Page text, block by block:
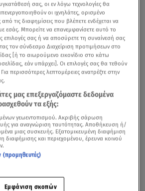
σας, οι εν λόγω τεχνολογίες θα
οι ιχνηλάτες, ορισμένο
τις διαφημίσεις που βλέπετε ενδέχεται να
εσάς. Μπορείτε να επανεμφανίσετε αυτό το
επιλογές σας ή να αποσύρετε τη συναίνεσή σας
τον σύνδεσμο Διαχείριση προτιμήσεων στο
[ή το αιωρούμενο εικονίδιο στο κάτω
εάν υπάρχει]. Οι επιλογές σας θα τεθούν
περισσότερες λεπτομέρειες ανατρέξτε στην
μας επεξεργαζόμαστε δεδομένα
τα εξής:
γεωεντοπισμού. Ακριβής σάρωση
για αναγνώριση ταυτότητας. Αποθήκευση ή/
μιας συσκευής. Εξατομικευμένη διαφήμιση
διαφήμισης και περιεχομένου, έρευνα κοινού
(προμηθευτές)
Εμφάνιση σκοπών